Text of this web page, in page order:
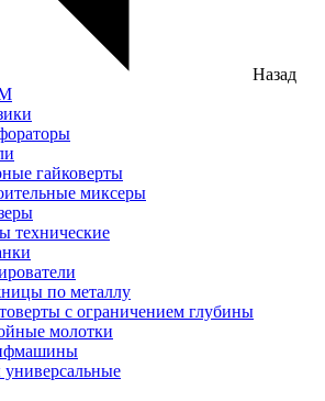
Назад
гайковерты
миксеры
технические
по металлу
с ограничением глубины
молотки